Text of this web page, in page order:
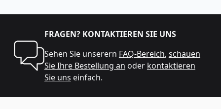
FRAGEN? KONTAKTIEREN SIE UNS
Sehen Sie unserern FAQ-Bereich, schauen
Sie Ihre Bestellung an oder kontaktieren
Sie uns einfach.